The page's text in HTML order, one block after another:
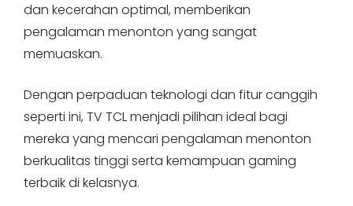
dan kecerahan optimal, memberikan
pengalaman menonton yang sangat
memuaskan.
Dengan perpaduan teknologi dan fitur canggih
seperti ini, TV TCL menjadi pilihan ideal bagi
mereka yang mencari pengalaman menonton
berkualitas tinggi serta kemampuan gaming
terbaik di kelasnya.